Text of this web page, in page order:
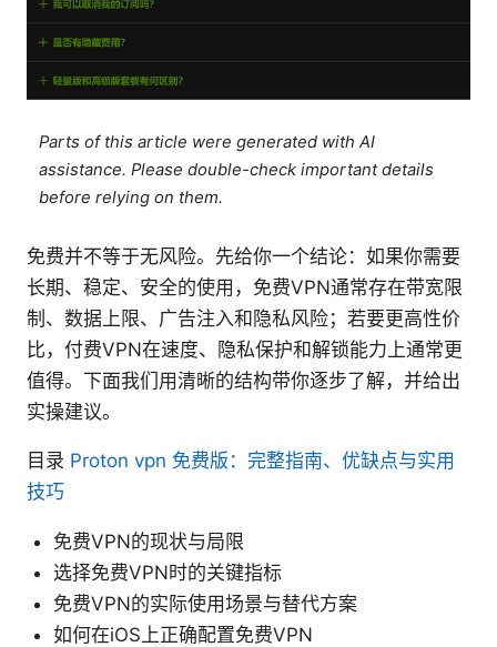
Parts of this article were generated with AI
assistance. Please double-check important details
before relying on them.
免费并不等于无风险。先给你一个结论：如果你需要
长期、稳定、安全的使用，免费VPN通常存在带宽限
制、数据上限、广告注入和隐私风险；若要更高性价
比，付费VPN在速度、隐私保护和解锁能力上通常更
值得。下面我们用清晰的结构带你逐步了解，并给出
实操建议。
目录 Proton vpn 免费版：完整指南、优缺点与实用
技巧
免费VPN的现状与局限
选择免费VPN时的关键指标
免费VPN的实际使用场景与替代方案
如何在iOS上正确配置免费VPN